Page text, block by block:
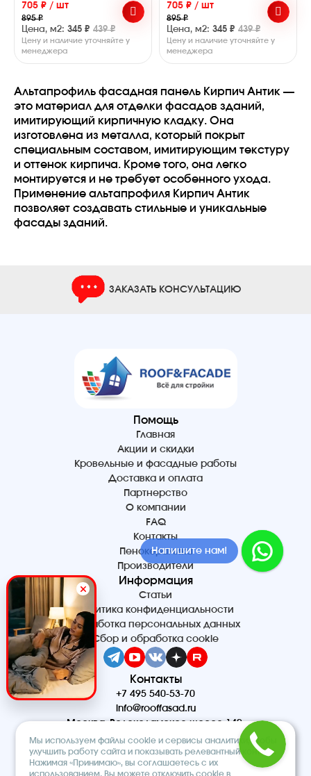
705 ₽ / шт
895 ₽
Цена, м2: 345 ₽ 439 ₽
Цену и наличие уточняйте у
менеджера
705 ₽ / шт
895 ₽
Цена, м2: 345 ₽ 439 ₽
Цену и наличие уточняйте у
менеджера
Альтапрофиль фасадная панель Кирпич Антик —
это материал для отделки фасадов зданий,
имитирующий кирпичную кладку. Она
изготовлена из металла, который покрыт
специальным составом, имитирующим текстуру
и оттенок кирпича. Кроме того, она легко
монтируется и не требует особенного ухода.
Применение альтапрофиля Кирпич Антик
позволяет создавать стильные и уникальные
фасады зданий.
ЗАКАЗАТЬ КОНСУЛЬТАЦИЮ
Помощь
Главная
Акции и скидки
Кровельные и фасадные работы
Доставка и оплата
Партнерство
О компании
FAQ
Контакты
Пенокерамика
Производители
Информация
Статьи
Политика конфиденциальности
Обработка персональных данных
Сбор и обработка cookie
Контакты
+7 495 540-53-70
info@rooffasad.ru
Москва, Волоколамское шоссе 142,
офис 606, 6 этаж
Реквизиты
ООО “ПТК “Титан”
Мы используем файлы cookie и сервисы аналитики, чтобы
улучшить работу сайта и показывать релевантный контент.
Нажимая «Принимаю», вы соглашаетесь с их
использованием. Вы можете отключить cookie в
Напишите нам!